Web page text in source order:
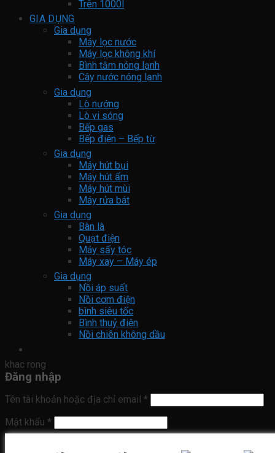
Trên 1000l
GIA DỤNG
Gia dụng
Máy lọc nước
Máy lọc không khí
Bình tắm nóng lạnh
Cây nước nóng lạnh
Gia dụng
Lò nướng
Lò vi sóng
Bếp gas
Bếp điện – Bếp từ
Gia dụng
Máy hút bụi
Máy hút ẩm
Máy hút mùi
Máy rửa bát
Gia dụng
Bàn là
Quạt điện
Máy sấy tóc
Máy xay – Máy ép
Gia dụng
Nồi áp suất
Nồi cơm điện
bình siêu tốc
Bình thuỷ điện
Nồi chiên không dầu
khac rong
Đăng nhập
Tên tài khoản hoặc địa chỉ email *
Mật khẩu *